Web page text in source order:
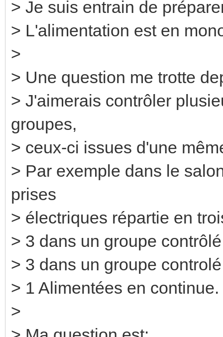
> Je suis entrain de
> L'alimentation est en
>
> Une question me trotte
> J'aimerais contrôler
groupes,
> ceux-ci issues d'une
> Par exemple dans le
prises
> électriques répartie en
> 3 dans un groupe
> 3 dans un groupe
> 1 Alimentées en continue.
>